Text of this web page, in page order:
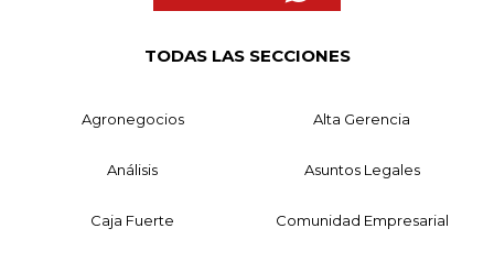
TODAS LAS SECCIONES
Agronegocios Alta Gerencia
Análisis Asuntos Legales
Caja Fuerte Comunidad Empresarial